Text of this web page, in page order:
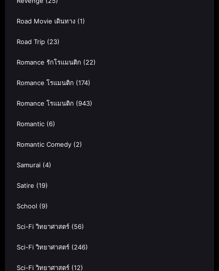
Road Movie เดินทาง (1)
Road Trip (23)
Romance รักโรแมนติก (22)
Romance โรแมนติก (174)
Romance โรแมนติก (943)
Romantic (6)
Romantic Comedy (2)
Samurai (4)
Satire (19)
School (9)
Sci-Fi วิทยาศาสตร์ (56)
Sci-Fi วิทยาศาสตร์ (246)
Sci-Fi วิทยาศาสตร์ (12)